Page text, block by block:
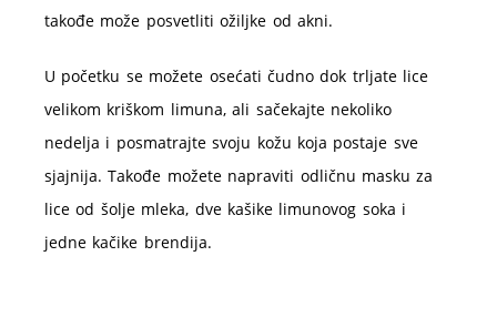
takođe može posvetliti ožiljke od akni.
U početku se možete osećati čudno dok trljate lice
velikom kriškom limuna, ali sačekajte nekoliko
nedelja i posmatrajte svoju kožu koja postaje sve
sjajnija. Takođe možete napraviti odličnu masku za
lice od šolje mleka, dve kašike limunovog soka i
jedne kačike brendija.